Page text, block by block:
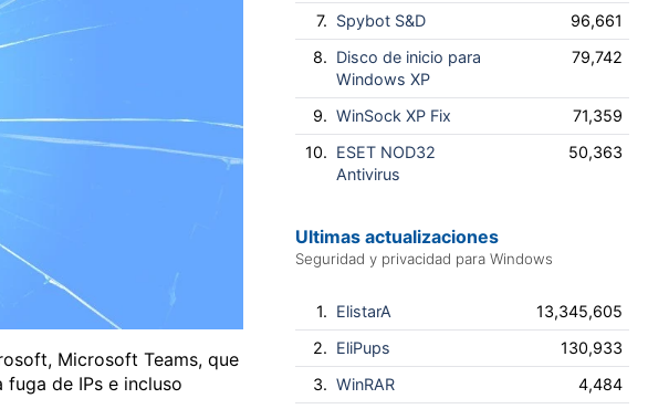
Microsoft Teams, que
de IPs e incluso
7. Spybot S&D
96,661
8. Disco de inicio para
Windows XP
79,742
9. WinSock XP Fix
71,359
10. ESET NOD32
Antivirus
50,363
Ultimas actualizaciones
Seguridad y privacidad para Windows
1. ElistarA
13,345,605
2. EliPups
130,933
3. WinRAR
4,484